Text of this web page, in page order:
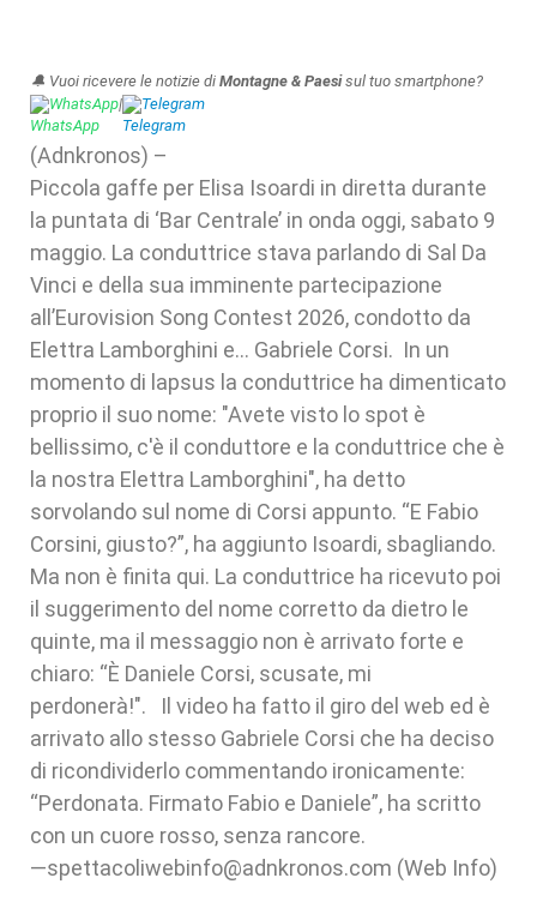
🔔 Vuoi ricevere le notizie di Montagne & Paesisul tuo smartphone?
WhatsApp| Telegram
(Adnkronos) –
Piccola gaffe per Elisa Isoardi in diretta durante
la puntata di ‘Bar Centrale’ in onda oggi, sabato 9
maggio. La conduttrice stava parlando di Sal Da
Vinci e della sua imminente partecipazione
all’Eurovision Song Contest 2026, condotto da
Elettra Lamborghini e… Gabriele Corsi. In un
momento di lapsus la conduttrice ha dimenticato
proprio il suo nome: "Avete visto lo spot è
bellissimo, c'è il conduttore e la conduttrice che è
la nostra Elettra Lamborghini", ha detto
sorvolando sul nome di Corsi appunto. “E Fabio
Corsini, giusto?”, ha aggiunto Isoardi, sbagliando.
Ma non è finita qui. La conduttrice ha ricevuto poi
il suggerimento del nome corretto da dietro le
quinte, ma il messaggio non è arrivato forte e
chiaro: “È Daniele Corsi, scusate, mi
perdonerà!". Il video ha fatto il giro del web ed è
arrivato allo stesso Gabriele Corsi che ha deciso
di ricondividerlo commentando ironicamente:
“Perdonata. Firmato Fabio e Daniele”, ha scritto
con un cuore rosso, senza rancore.
—spettacoliwebinfo@adnkronos.com (Web Info)